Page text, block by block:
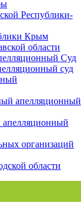
Республики-
Крым
области
Суд
суд
апелляционный
организаций
области